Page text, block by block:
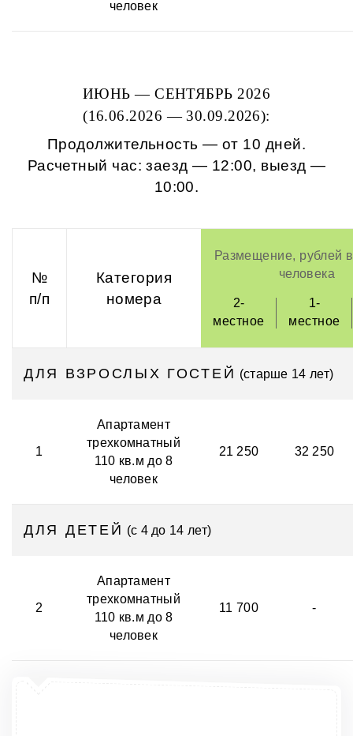
человек
ИЮНЬ — СЕНТЯБРЬ 2026
(16.06.2026 — 30.09.2026):
Продолжительность — от 10 дней.
Расчетный час: заезд — 12:00, выезд —
10:00.
№
п/п
Категория
номера
Размещение, рублей в
человека
2-
местное
1-
местное
ДЛЯ ВЗРОСЛЫХ ГОСТЕЙ (старше 14 лет)
1
Апартамент
трехкомнатный
110 кв.м до 8
человек
21 250 32 250
ДЛЯ ДЕТЕЙ (с 4 до 14 лет)
2
Апартамент
трехкомнатный
110 кв.м до 8
человек
11 700 -